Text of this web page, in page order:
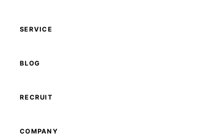
SERVICE
BLOG
RECRUIT
COMPANY